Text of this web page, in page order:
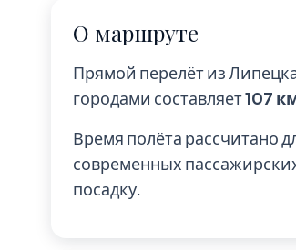
О маршруте
Прямой перелёт из
городами составляет107
Время полёта рассчитано
современных
посадку.